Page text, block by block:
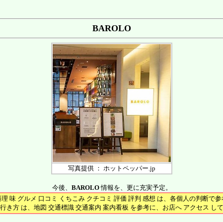
BAROLO
写真提供 ： ホットペッパー.jp
今後、 BAROLO情報を、更に充実予定。
理 味 グルメ 口コミ くちこみ クチコミ 評価 評判 感想 は、各個人の判断で
き方 は、地図 交通標識 交通案内 案内看板 を参考に、お店へ アクセス して